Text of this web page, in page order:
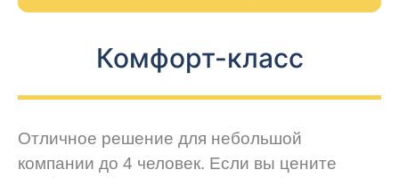
Комфорт-класс
Отличное решение для небольшой
компании до 4 человек. Если вы цените